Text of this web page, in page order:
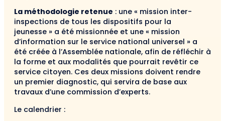
La méthodologie retenue : une « mission inter-
inspections de tous les dispositifs pour la
jeunesse » a été missionnée et une « mission
d’information sur le service national universel » a
été créée à l’Assemblée nationale, afin de réfléchir à
la forme et aux modalités que pourrait revêtir ce
service citoyen. Ces deux missions doivent rendre
un premier diagnostic, qui servira de base aux
travaux d’une commission d’experts.
Le calendrier :